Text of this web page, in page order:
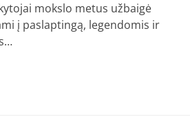
mokslo metus užbaigė
į paslaptingą, legendomis ir